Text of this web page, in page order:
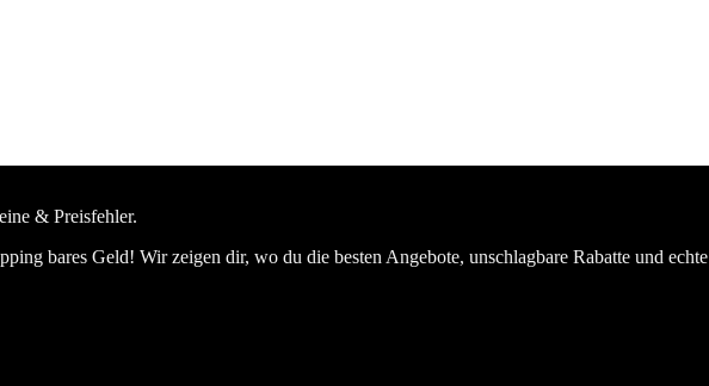
& Preisfehler.
bares Geld! Wir zeigen dir, wo du die besten Angebote, unschlagbare Rabatte und echte